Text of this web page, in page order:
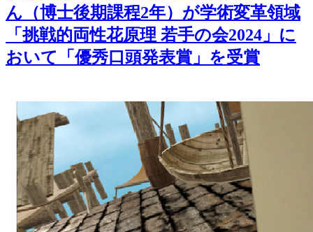
ん（博士後期課程2年）が学術変革領域
「挑戦的両性花原理 若手の会2024」に
おいて「優秀口頭発表賞」を受賞